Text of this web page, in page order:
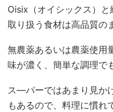
Oisix（オイシックス）と
取り扱う食材は高品質の
無農薬あるいは農薬使用
味が濃く、簡単な調理で
ス―パーではあまり見か
もあるので、料理に慣れ